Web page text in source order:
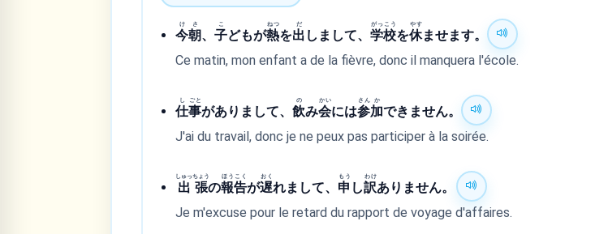
今
け
朝
さ
、子
こ
どもが熱
ねつ
を出
だ
しまして、学
がっ
校
こう
を休
やす
ませます。
Ce matin, mon enfant a de la fièvre, donc il manquera l'école.
仕
し
事
ごと
がありまして、飲
の
み会
かい
には参
さん
加
か
できません。
J'ai du travail, donc je ne peux pas participer à la soirée.
出
しゅっ
張
ちょう
の報
ほう
告
こく
が遅
おく
れまして、 申
もう
し訳
わけ
ありません。
Je m'excuse pour le retard du rapport de voyage d'affaires.